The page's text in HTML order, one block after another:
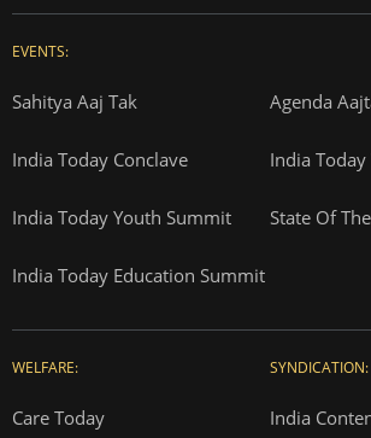
EVENTS:
Sahitya Aaj Tak Agenda
India Today Conclave India
India Today Youth Summit State Of
India Today Education Summit
WELFARE:
Care Today
SYNDICATION:
India